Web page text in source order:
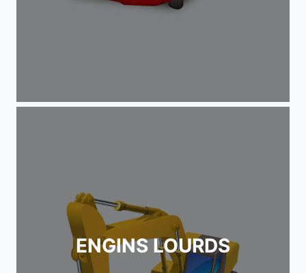
ENGINS LOURDS